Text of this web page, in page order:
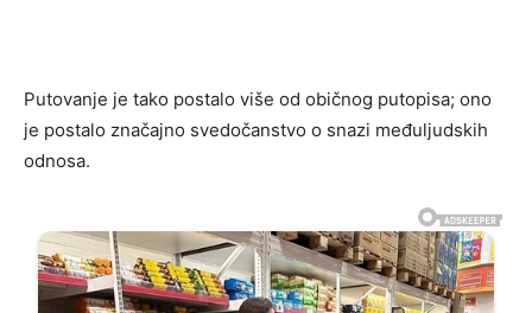
Putovanje je tako postalo više od običnog putopisa; ono
je postalo značajno svedočanstvo o snazi međuljudskih
odnosa.